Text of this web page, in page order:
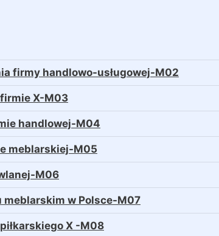
firmy handlowo-usługowej-M02
X-M03
handlowej-M04
meblarskiej-M05
M06
meblarskim w Polsce-M07
X -M08